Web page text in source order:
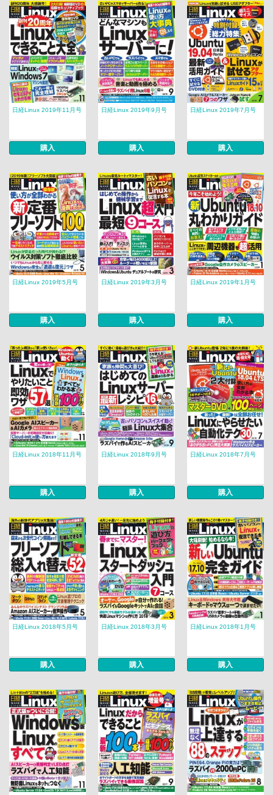
日経Linux 2019年11月号
購入
日経Linux 2019年9月号
購入
日経Linux 2019年7月号
購入
日経Linux 2019年5月号
購入
日経Linux 2019年3月号
購入
日経Linux 2019年1月号
購入
日経Linux 2018年11月号
購入
日経Linux 2018年9月号
購入
日経Linux 2018年7月号
購入
日経Linux 2018年5月号
購入
日経Linux 2018年3月号
購入
日経Linux 2018年1月号
購入